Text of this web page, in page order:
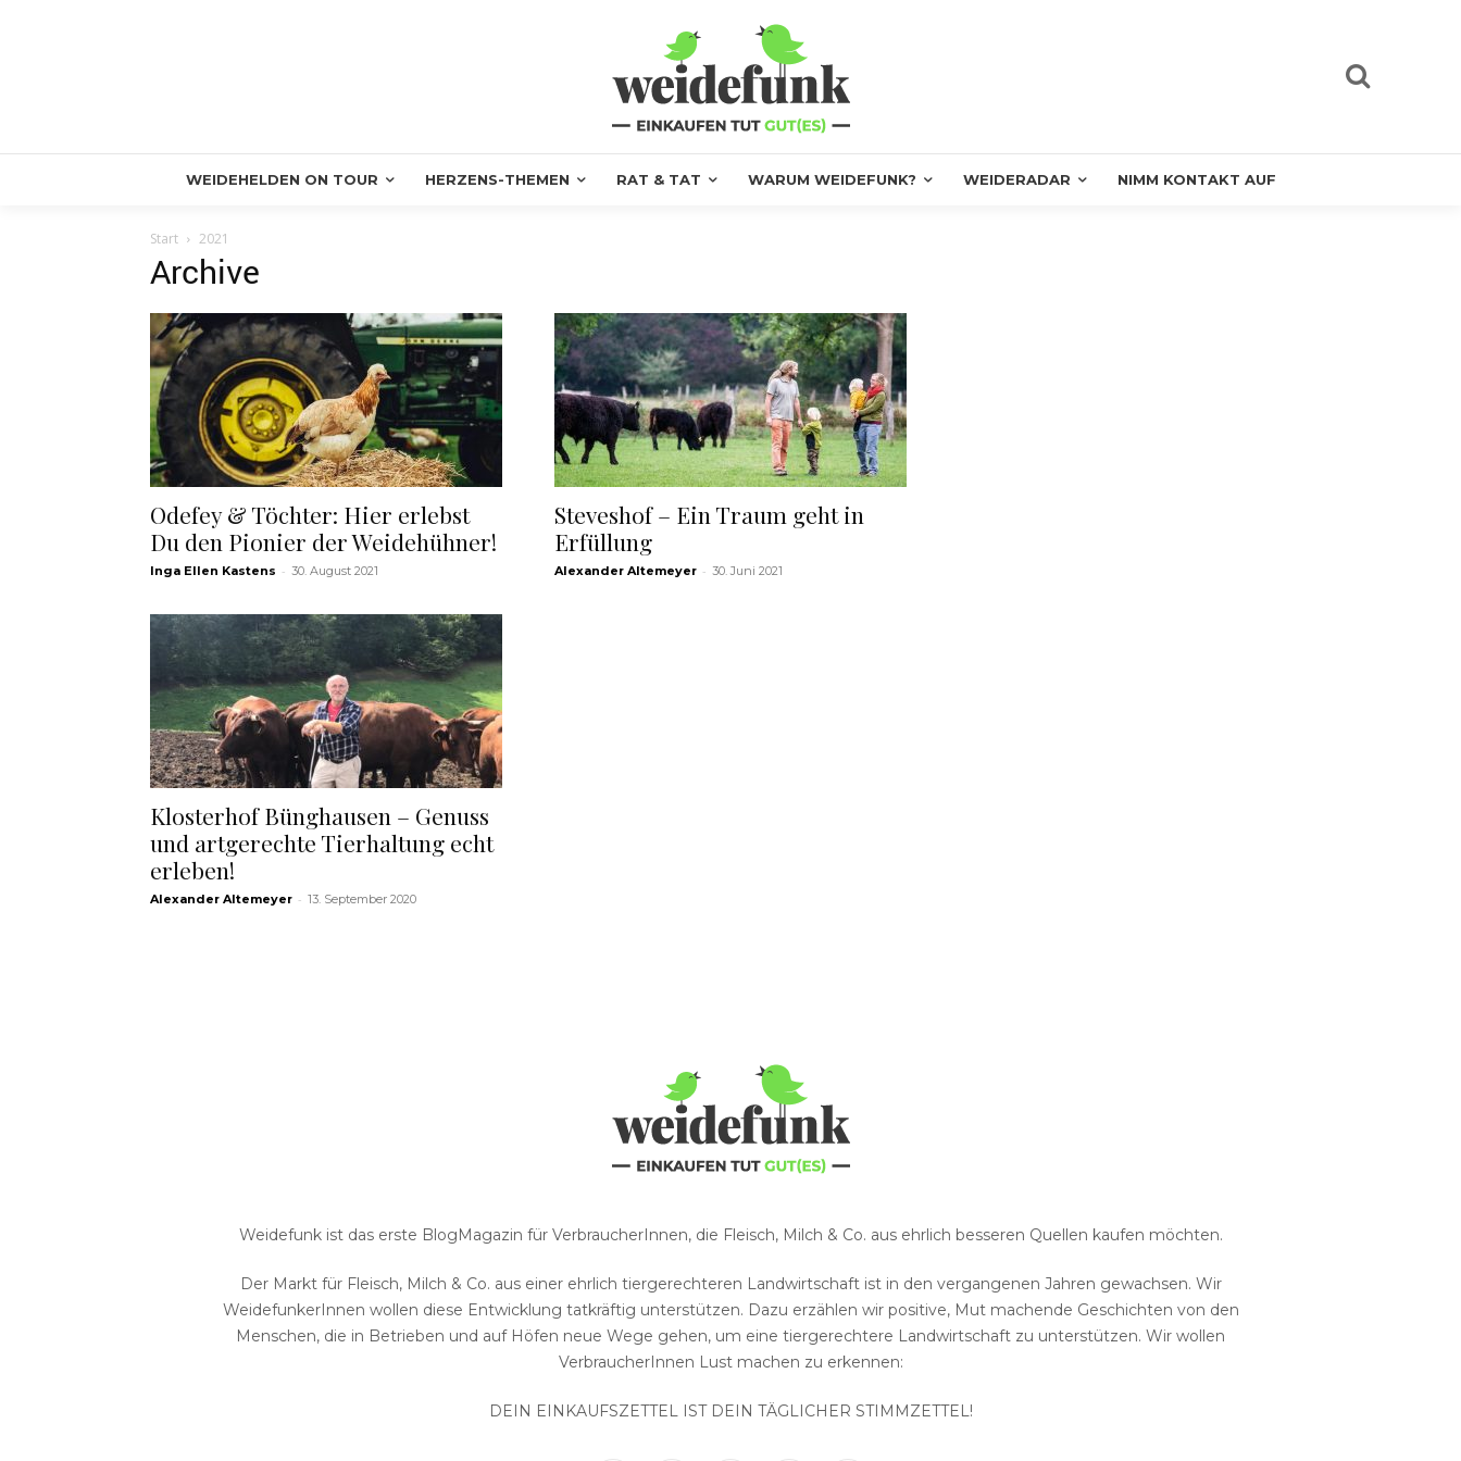
WEIDEHELDEN ON TOUR HERZENS-THEMEN RAT & TAT WARUM WEIDEFUNK? WEIDERADAR NIMM KONTAKT AUF
Start 2021
Archive
Odefey & Töchter: Hier erlebst
Du den Pionier der Weidehühner!
Inga Ellen Kastens - 30. August 2021
Steveshof – Ein Traum geht in
Erfüllung
Alexander Altemeyer - 30. Juni 2021
Klosterhof Bünghausen – Genuss
und artgerechte Tierhaltung echt
erleben!
Alexander Altemeyer - 13. September 2020
Weidefunk ist das erste BlogMagazin für VerbraucherInnen, die Fleisch, Milch & Co. aus ehrlich besseren Quellen kaufen möchten.
Der Markt für Fleisch, Milch & Co. aus einer ehrlich tiergerechteren Landwirtschaft ist in den vergangenen Jahren gewachsen. Wir
WeidefunkerInnen wollen diese Entwicklung tatkräftig unterstützen. Dazu erzählen wir positive, Mut machende Geschichten von den
Menschen, die in Betrieben und auf Höfen neue Wege gehen, um eine tiergerechtere Landwirtschaft zu unterstützen. Wir wollen
VerbraucherInnen Lust machen zu erkennen:
DEIN EINKAUFSZETTEL IST DEIN TÄGLICHER STIMMZETTEL!